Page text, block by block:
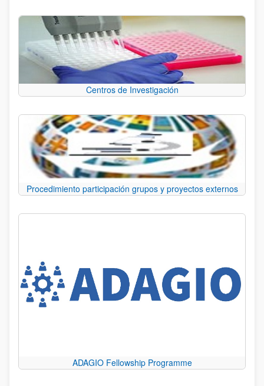
Centros de Investigación
Procedimiento participación grupos y proyectos externos
ADAGIO Fellowship Programme